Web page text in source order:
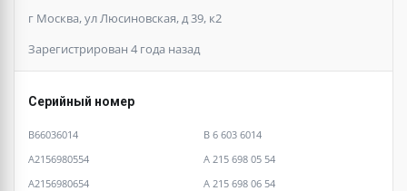
г Москва, ул Люсиновская, д 39, к2
Зарегистрирован 4 года назад
Серийный номер
B66036014
B 6 603 6014
A2156980554
A 215 698 05 54
A2156980654
A 215 698 06 54